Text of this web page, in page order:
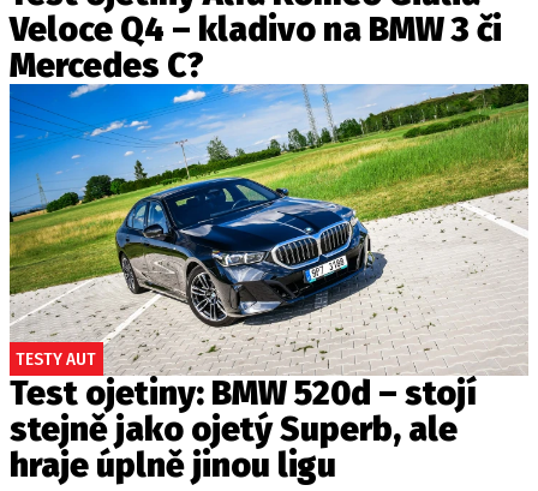
Veloce Q4 – kladivo na BMW 3 či
Mercedes C?
TESTY AUT
Test ojetiny: BMW 520d – stojí
stejně jako ojetý Superb, ale
hraje úplně jinou ligu